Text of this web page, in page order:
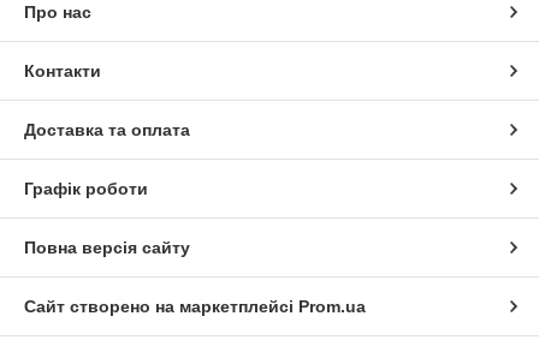
Про нас
Контакти
Доставка та оплата
Графік роботи
Повна версія сайту
Сайт створено на маркетплейсі Prom.ua